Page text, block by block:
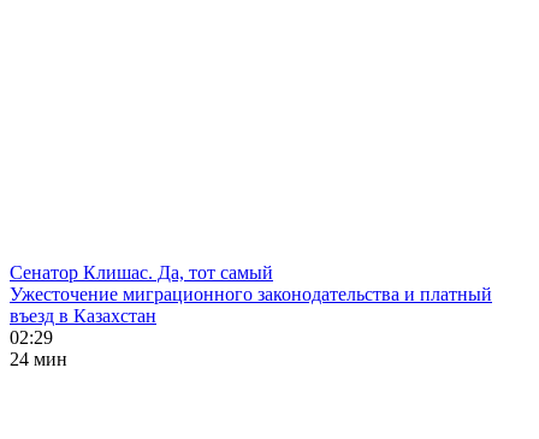
Сенатор Клишас. Да, тот самый
Ужесточение миграционного законодательства и платный
въезд в Казахстан
02:29
24 мин